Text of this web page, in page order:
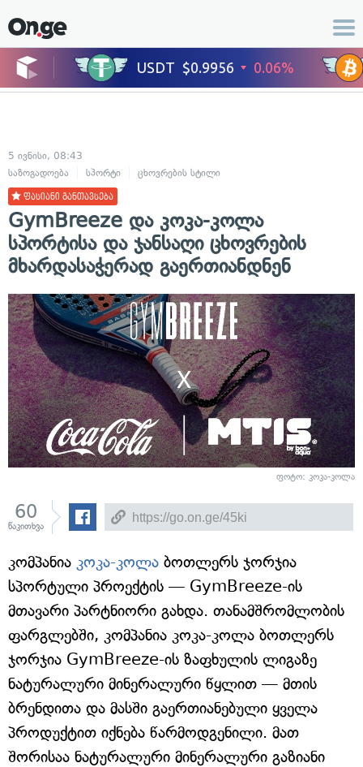
5 ივნისი, 08:43
საზოგადოება
სპორტი ცხოვრების სტილი
ფასიანი განთავსება
GymBreeze და კოკა-კოლა
სპორტისა და ჯანსაღი ცხოვრების
მხარდასაჭერად გაერთიანდნენ
ფოტო: კოკა-კოლა
60
წაკითხვა
კომპანია კოკა-კოლა ბოთლერს ჯორჯია
სპორტული პროექტის — GymBreeze-ის
მთავარი პარტნიორი გახდა. თანამშრომლობის
ფარგლებში, კომპანია კოკა-კოლა ბოთლერს
ჯორჯია GymBreeze-ის ზაფხულის ლიგაზე
ნატურალური მინერალური წყლით — მთის
ბრენდითა და მასში გაერთიანებული ყველა
პროდუქტით იქნება წარმოდგენილი. მათ
შორისაა ნატურალური მინერალური გაზიანი